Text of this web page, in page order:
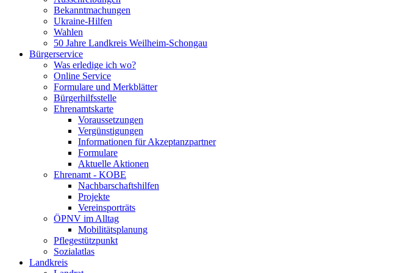
Bekanntmachungen
Ukraine-Hilfen
Wahlen
50 Jahre Landkreis Weilheim-Schongau
Bürgerservice
Was erledige ich wo?
Online Service
Formulare und Merkblätter
Bürgerhilfsstelle
Ehrenamtskarte
Voraussetzungen
Vergünstigungen
Informationen für Akzeptanzpartner
Formulare
Aktuelle Aktionen
Ehrenamt - KOBE
Nachbarschaftshilfen
Projekte
Vereinsporträts
ÖPNV im Alltag
Mobilitätsplanung
Pflegestützpunkt
Sozialatlas
Landkreis